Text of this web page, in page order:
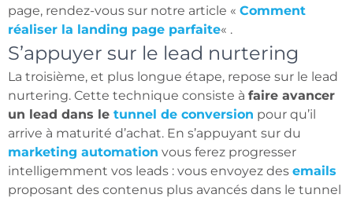
page, rendez-vous sur notre article « Comment
réaliser la landing page parfaite« .
S’appuyer sur le lead nurtering
La troisième, et plus longue étape, repose sur le lead
nurtering. Cette technique consiste à faire avancer
un lead dans le tunnel de conversion pour qu’il
arrive à maturité d’achat. En s’appuyant sur du
marketing automation vous ferez progresser
intelligemment vos leads : vous envoyez des emails
proposant des contenus plus avancés dans le tunnel